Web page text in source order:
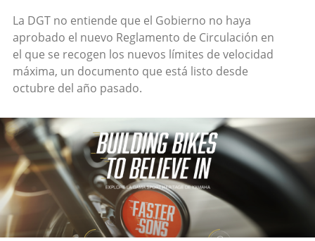
La DGT no entiende que el Gobierno no haya
aprobado el nuevo Reglamento de Circulación en
el que se recogen los nuevos límites de velocidad
máxima, un documento que está listo desde
octubre del año pasado.